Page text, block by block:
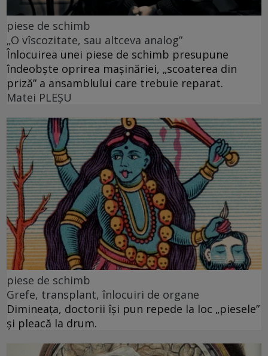
piese de schimb
„O vîscozitate, sau altceva analog”
Înlocuirea unei piese de schimb presupune
îndeobște oprirea mașinăriei, „scoaterea din
priză” a ansamblului care trebuie reparat.
Matei PLEŞU
piese de schimb
Grefe, transplant, înlocuiri de organe
Dimineața, doctorii își pun repede la loc „piesele”
și pleacă la drum.